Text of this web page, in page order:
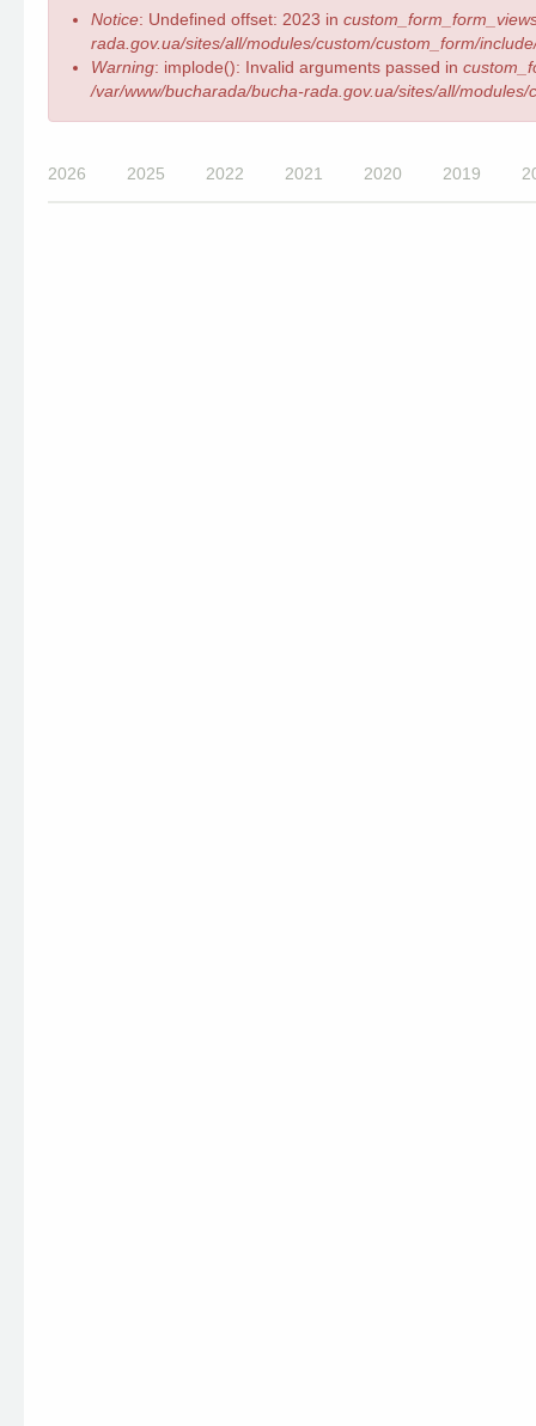
Повідомлення
про
помилку
Notice: Undefined offset: 2023 in
rada.gov.ua/sites/all/modules/custom/custom_form/
Warning: implode(): Invalid arguments passed in
/var/www/bucharada/bucha-rada.gov.ua/sites/all/
2026 2025 2022 2021 2020 2019